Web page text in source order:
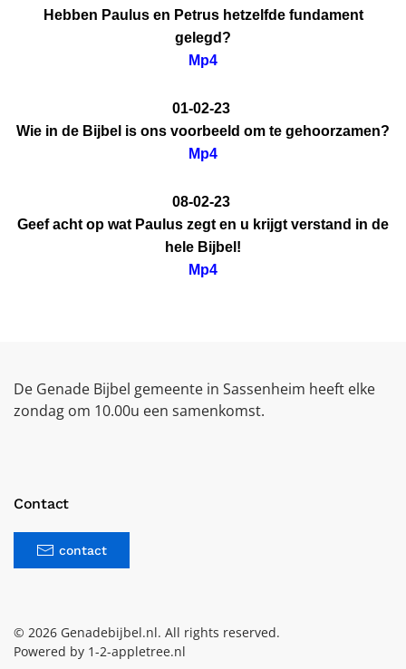
Hebben Paulus en Petrus hetzelfde fundament
gelegd?
Mp4
01-02-23
Wie in de Bijbel is ons voorbeeld om te gehoorzamen?
Mp4
08-02-23
Geef acht op wat Paulus zegt en u krijgt verstand in de
hele Bijbel!
Mp4
De Genade Bijbel gemeente in Sassenheim heeft elke
zondag om 10.00u een samenkomst.
Contact
contact
© 2026 Genadebijbel.nl. All rights reserved.
Powered by 1-2-appletree.nl